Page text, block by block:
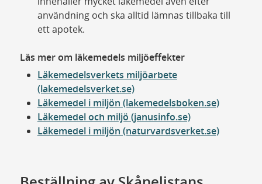
användning och ska alltid lämnas tillbaka till
ett apotek.
Läs mer om läkemedels miljöeffekter
Läkemedelsverkets miljöarbete
(lakemedelsverket.se)
Läkemedel i miljön (lakemedelsboken.se)
Läkemedel och miljö (janusinfo.se)
Läkemedel i miljön (naturvardsverket.se)